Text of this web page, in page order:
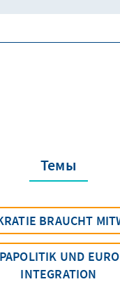
Темы
BRAUCHT
UND
INTEGRATION